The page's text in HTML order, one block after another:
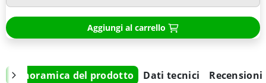
Aggiungi al carrello
Panoramica del prodotto Dati tecnici Recensioni